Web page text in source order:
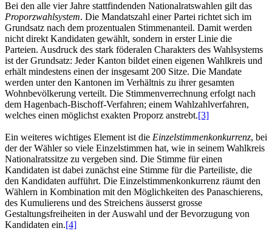
Bei den alle vier Jahre stattfindenden Nationalratswahlen gilt das
Proporzwahlsystem. Die Mandatszahl einer Partei richtet sich im
Grundsatz nach dem prozentualen Stimmenanteil. Damit werden
nicht direkt Kandidaten gewählt, sondern in erster Linie die
Parteien. Ausdruck des stark föderalen Charakters des Wahlsystems
ist der Grundsatz: Jeder Kanton bildet einen eigenen Wahlkreis und
erhält mindestens einen der insgesamt 200 Sitze. Die Mandate
werden unter den Kantonen im Verhältnis zu ihrer gesamten
Wohnbevölkerung verteilt. Die Stimmenverrechnung erfolgt nach
dem Hagenbach-Bischoff-Verfahren; einem Wahlzahlverfahren,
welches einen möglichst exakten Proporz anstrebt.[3]
Ein weiteres wichtiges Element ist die Einzelstimmenkonkurrenz, bei
der der Wähler so viele Einzelstimmen hat, wie in seinem Wahlkreis
Nationalratssitze zu vergeben sind. Die Stimme für einen
Kandidaten ist dabei zunächst eine Stimme für die Parteiliste, die
den Kandidaten aufführt. Die Einzelstimmenkonkurrenz räumt den
Wählern in Kombination mit den Möglichkeiten des Panaschierens,
des Kumulierens und des Streichens äusserst grosse
Gestaltungsfreiheiten in der Auswahl und der Bevorzugung von
Kandidaten ein.[4]